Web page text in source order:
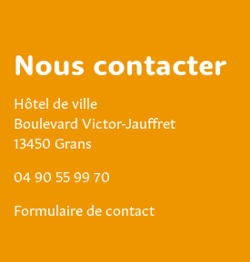
Nous contacter
Hôtel de ville
Boulevard Victor-Jauffret
13450 Grans
04 90 55 99 70
Formulaire de contact